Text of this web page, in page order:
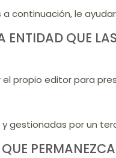
continuación, le
ENTIDAD QUE
propio editor para
gestionadas por un